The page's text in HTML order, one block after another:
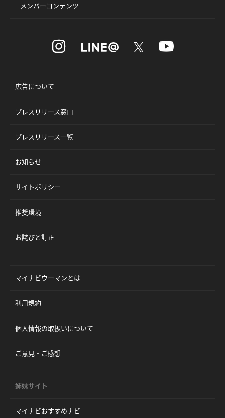
メンバーコンテンツ
広告について
プレスリリース窓口
プレスリリース一覧
お知らせ
サイトポリシー
推奨環境
お詫びと訂正
マイナビウーマンとは
利用規約
個人情報の取扱いについて
ご意見・ご感想
姉妹サイト
マイナビおすすめナビ